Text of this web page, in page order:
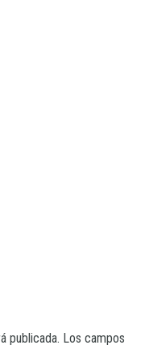
publicada. Los campos